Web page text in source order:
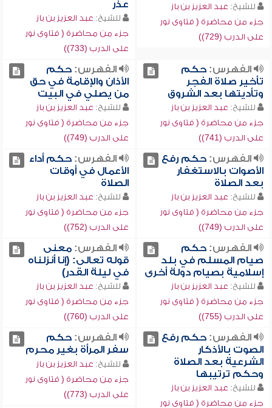
للشيخ: عبد العزيز بن باز
جزء من محاضرة ( فتاوى نور
على الدرب (729))
عذر
للشيخ: عبد العزيز بن باز
جزء من محاضرة ( فتاوى نور
على الدرب (733))
الفهرس:حكم
تأخير صلاة الفجر
وتأديتها بعد الشروق
للشيخ: عبد العزيز بن باز
جزء من محاضرة ( فتاوى نور
على الدرب (741))
الفهرس:حكم
الأذان والإقامة في حق
من يصلي في البيت
للشيخ: عبد العزيز بن باز
جزء من محاضرة ( فتاوى نور
على الدرب (749))
الفهرس:حكم رفع
الأصوات بالاستغفار
بعد الصلاة
للشيخ: عبد العزيز بن باز
جزء من محاضرة ( فتاوى نور
على الدرب (749))
الفهرس:حكم أداء
الأعمال في أوقات
الصلاة
للشيخ: عبد العزيز بن باز
جزء من محاضرة ( فتاوى نور
على الدرب (752))
الفهرس:حكم
صيام المسلم في بلد
إسلامية بصيام دولة أخرى
للشيخ: عبد العزيز بن باز
جزء من محاضرة ( فتاوى نور
على الدرب (755))
الفهرس:معنى
قوله تعالى: (إنا أنزلناه
في ليلة القدر)
للشيخ: عبد العزيز بن باز
جزء من محاضرة ( فتاوى نور
على الدرب (760))
الفهرس:حكم رفع
الصوت بالأذكار
الشرعية بعد الصلاة
وحكم ترتيبها
للشيخ: عبد العزيز بن باز
جزء من محاضرة ( فتاوى نور
الفهرس:حكم
سفر المرأة بغير محرم
للشيخ: عبد العزيز بن باز
جزء من محاضرة ( فتاوى نور
على الدرب (773))